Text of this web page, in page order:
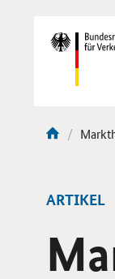
Navigation
ARTIKEL